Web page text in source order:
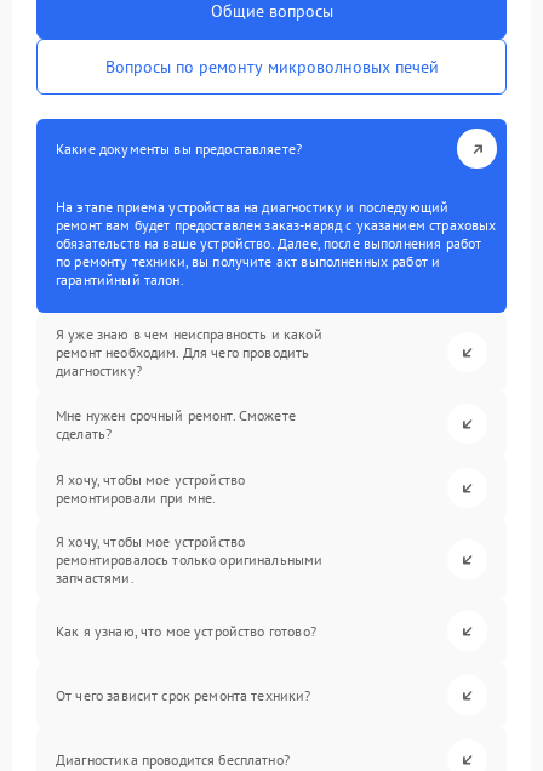
Общие вопросы
Вопросы по ремонту микроволновых печей
Какие документы вы предоставляете?
На этапе приема устройства на диагностику и последующий
ремонт вам будет предоставлен заказ-наряд с указанием страховых
обязательств на ваше устройство. Далее, после выполнения работ
по ремонту техники, вы получите акт выполненных работ и
гарантийный талон.
Я уже знаю в чем неисправность и какой
ремонт необходим. Для чего проводить
диагностику?
Мне нужен срочный ремонт. Сможете
сделать?
Я хочу, чтобы мое устройство
ремонтировали при мне.
Я хочу, чтобы мое устройство
ремонтировалось только оригинальными
запчастями.
Как я узнаю, что мое устройство готово?
От чего зависит срок ремонта техники?
Диагностика проводится бесплатно?